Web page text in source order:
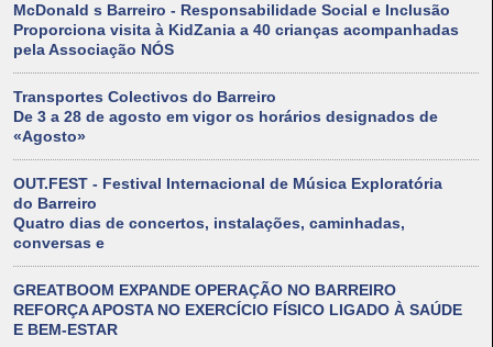
McDonald s Barreiro - Responsabilidade Social e Inclusão
Proporciona visita à KidZania a 40 crianças acompanhadas
pela Associação NÓS
Transportes Colectivos do Barreiro
De 3 a 28 de agosto em vigor os horários designados de
«Agosto»
OUT.FEST - Festival Internacional de Música Exploratória
do Barreiro
Quatro dias de concertos, instalações, caminhadas,
conversas e
GREATBOOM EXPANDE OPERAÇÃO NO BARREIRO
REFORÇA APOSTA NO EXERCÍCIO FÍSICO LIGADO À SAÚDE
E BEM-ESTAR